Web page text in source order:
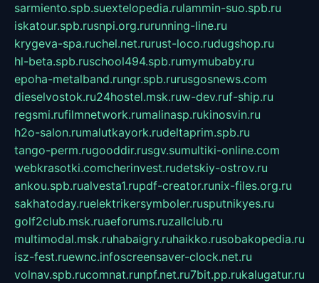
sarmiento.spb.suextelopedia.rulammin-suo.spb.ru
iskatour.spb.rusnpi.org.rurunning-line.ru
krygeva-spa.ruchel.net.rurust-loco.rudugshop.ru
hl-beta.spb.ruschool494.spb.rumymubaby.ru
epoha-metalband.rungr.spb.rurusgosnews.com
dieselvostok.ru24hostel.msk.ruw-dev.ruf-ship.ru
regsmi.rufilmnetwork.rumalinasp.rukinosvin.ru
h2o-salon.rumalutkayork.rudeltaprim.spb.ru
tango-perm.rugooddir.rusgv.sumultiki-online.com
webkrasotki.comcherinvest.rudetskiy-ostrov.ru
ankou.spb.rualvesta1.rupdf-creator.runix-files.org.ru
sakhatoday.ruelektrikersymboler.rusputnikyes.ru
golf2club.msk.ruaeforums.ruzallclub.ru
multimodal.msk.ruhabaigry.ruhaikko.rusobakopedia.ru
isz-fest.ruewnc.infoscreensaver-clock.net.ru
volnav.spb.rucomnat.runpf.net.ru7bit.pp.rukalugatur.ru